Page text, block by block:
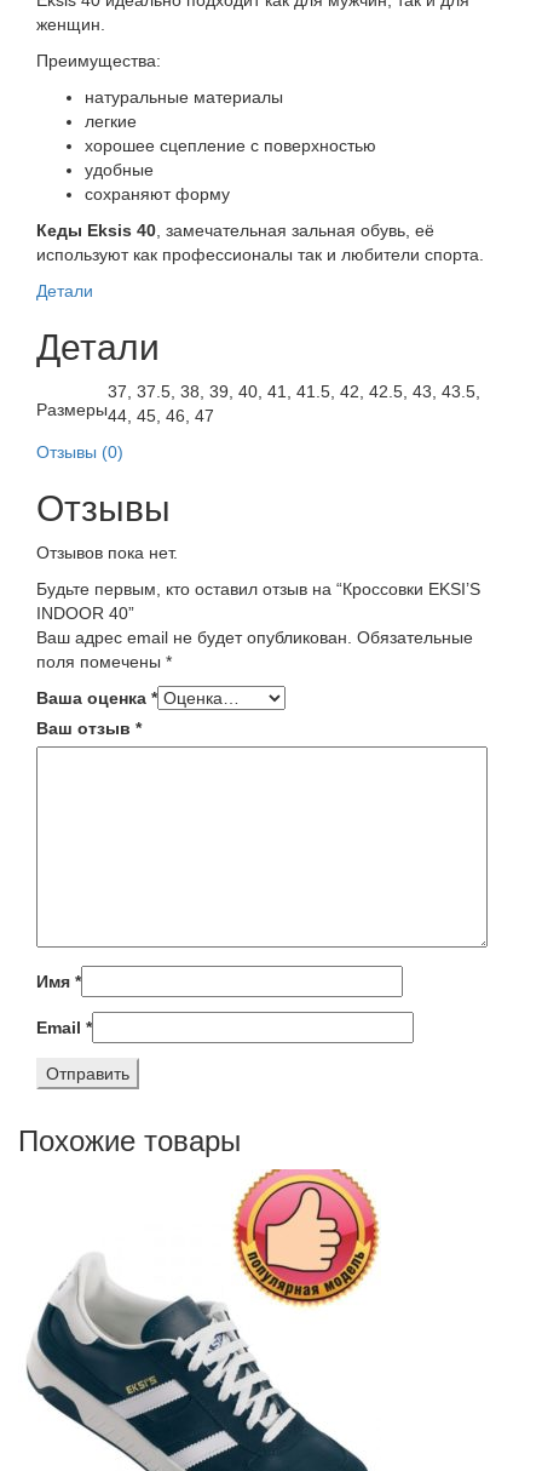
женщин.
Преимущества:
натуральные материалы
легкие
хорошее сцепление с поверхностью
удобные
сохраняют форму
Кеды Eksis 40 , замечательная зальная обувь, её
используют как профессионалы так и любители спорта.
Детали
Детали
Размеры
37, 37.5, 38, 39, 40, 41, 41.5, 42, 42.5, 43, 43.5,
44, 45, 46, 47
Отзывы (0)
Отзывы
Отзывов пока нет.
Будьте первым, кто оставил отзыв на “Кроссовки EKSI’S
INDOOR 40”
Ваш адрес email не будет опубликован. Обязательные
поля помечены *
Ваша оценка *
Ваш отзыв *
Имя *
Email *
Похожие товары